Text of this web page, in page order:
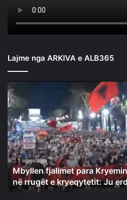
Lajme nga ARKIVA e ALB365
Mbyllen
fjalimet
para
Kryeministrisë/
Nis
marshimi
në
rrugët
e
kryeqytetit:
Ju
1 week ago
Mbyllen fjalimet para
në rrugët e kryeqytetit: Ju